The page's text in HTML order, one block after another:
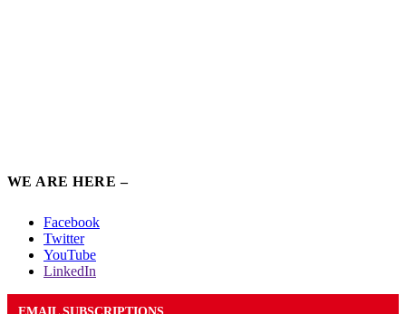
WE ARE HERE –
Facebook
Twitter
YouTube
LinkedIn